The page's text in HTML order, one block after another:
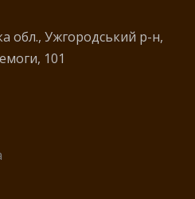
обл., Ужгородський р-н,
101